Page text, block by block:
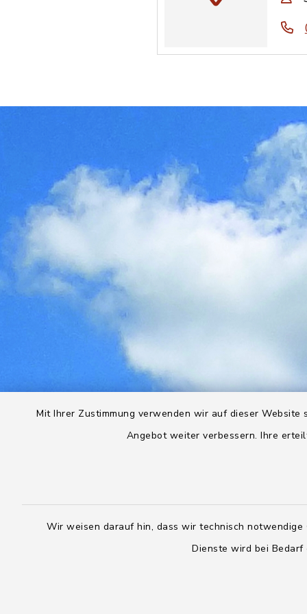
Mit Ihrer Zustimmung verwenden wir auf dieser
Angebot weiter verbessern. Ihre
Wir weisen darauf hin, dass wir technisch
Dienste wird bei